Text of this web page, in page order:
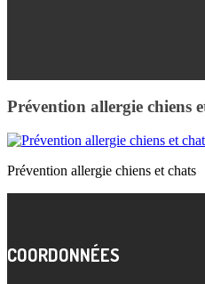
Prévention allergie chiens
Prévention allergie chiens et chats
COORDONNÉES